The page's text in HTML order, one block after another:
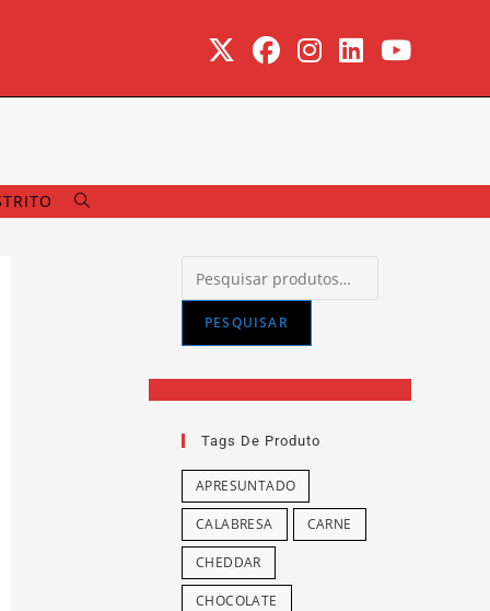
PESQUISAR
Tags De Produto
APRESUNTADO
CALABRESA CARNE
CHEDDAR
CHOCOLATE